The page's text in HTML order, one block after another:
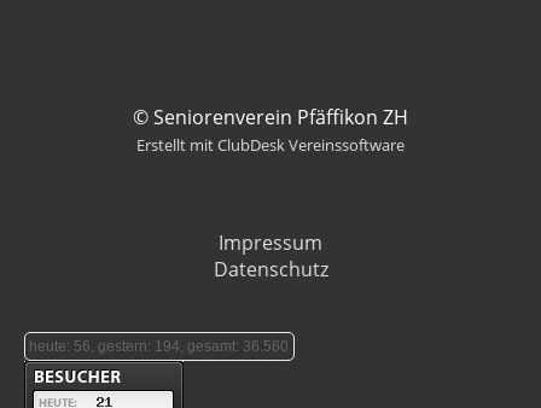
© Seniorenverein Pfäffikon ZH
Erstellt mit ClubDesk Vereinssoftware
Impressum
Datenschutz
heute: 56, gestern: 194, gesamt: 36.560